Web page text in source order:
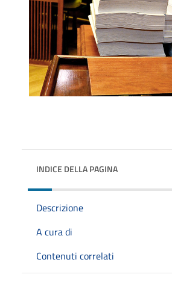
INDICE DELLA PAGINA
Descrizione
A cura di
Contenuti correlati